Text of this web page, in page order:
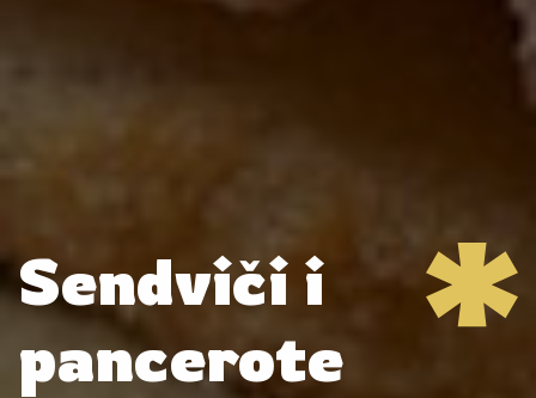
Sendviči i
pancerote